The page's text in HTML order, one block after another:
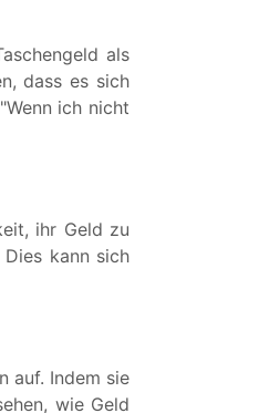
als
dass es sich
ich nicht
ihr Geld zu
kann sich
auf. Indem sie
wie Geld